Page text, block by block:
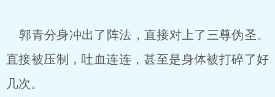
郭青分身冲出了阵法，直接对上了三尊伪圣。
直接被压制，吐血连连，甚至是身体被打碎了好
几次。